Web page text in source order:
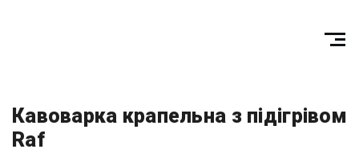
Кавоварка крапельна з підігрівом
Raf